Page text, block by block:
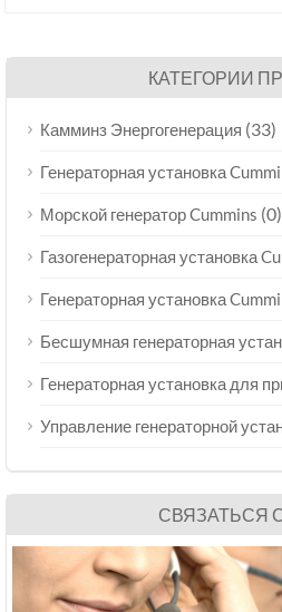
КАТЕГОРИИ
Камминз Энергогенерация (33)
Генераторная установка
Морской генератор Cummins (0)
Газогенераторная установка
Генераторная установка
Бесшумная генераторная
Генераторная установка для
Управление генераторной
СВЯЗАТЬСЯ